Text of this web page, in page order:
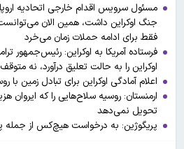
مسئول سرویس اقدام خارجی اتحادیه
جنگ اوکراین داشت، همین الان
فقط برای ادامه حملات زمان می‌خرد
فرستاده آمریکا به اوکراین: رئیس‌جمهور
اوکراین را به حالت تعلیق درآورد، نه
اعلام آمادگی اوکراین برای تبادل زمین با
ارمنستان: روسیه سلاح‌هایی را که ایروان
تحویل نمی‌دهد
پریگوژین: به درخواست هیچ‌کس از جمله